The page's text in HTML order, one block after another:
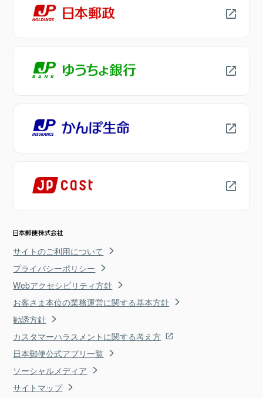
サイトのご利用について
プライバシーポリシー
Webアクセシビリティ方針
お客さま本位の業務運営に関する基本方針
勧誘方針
カスタマーハラスメントに関する考え方
日本郵便公式アプリ一覧
ソーシャルメディア
サイトマップ